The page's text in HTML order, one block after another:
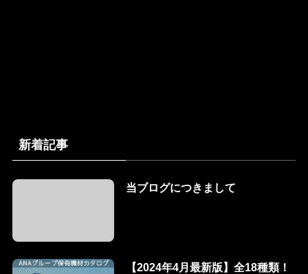
新着記事
当ブログにつきまして
【2024年4月最新版】全18種類！